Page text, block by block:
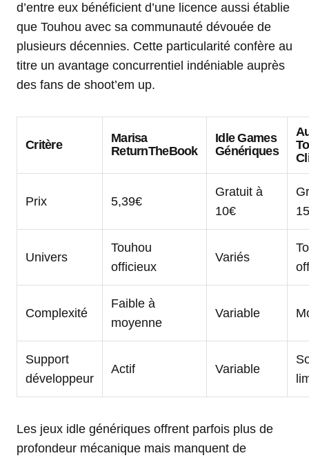
d’entre eux bénéficient d’une licence aussi établie
que Touhou avec sa communauté dévouée de
plusieurs décennies. Cette particularité confère au
titre un avantage concurrentiel indéniable auprès
des fans de shoot’em up.
Critère
Marisa
ReturnTheBook
Idle Games
Génériques
Prix 5,39€
Gratuit à
10€
Univers
Touhou
officieux
Variés
Complexité
Faible à
moyenne
Variable
Support
développeur
Actif Variable
Les jeux idle génériques offrent parfois plus de
profondeur mécanique mais manquent de